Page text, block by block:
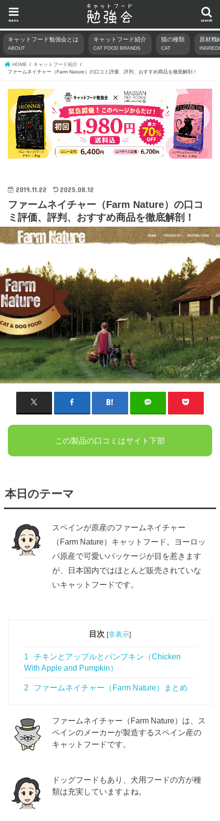
search
menu
キャットフード勉強会とは
ABOUT
キャットフード紹介
CAT FOOD BRANDS
猫の種類
CAT
原材料
HOME
キャットフード紹介
ファームネイチャー（Farm Nature）の口コミ評価、評判、おすすめ商品を徹底解剖！
2019.11.22 2025.08.12
ファームネイチャー（Farm Nature）の口コ
ミ評価、評判、おすすめ商品を徹底解剖！
この製品の口コミはサイト下部
本日のテーマ
スペインが原産のファームネイチャー
（Farm Nature）キャットフード。ヨーロッ
パ原産で可愛いパッケージが目を惹きます
が、日本国内ではほとんど販売されていな
いキャットフードです。
目次 [非表示]
1
チキンとアップルとパンプキン（Chicken
With Apple and Pumpkin）
2 ファームネイチャー（Farm Nature）まとめ
ファームネイチャー（Farm Nature）は、ス
ペインのメーカーが製造するスペイン産の
キャットフードです。
ドッグフードもあり、犬用フードの方が種
類は充実していますよね。